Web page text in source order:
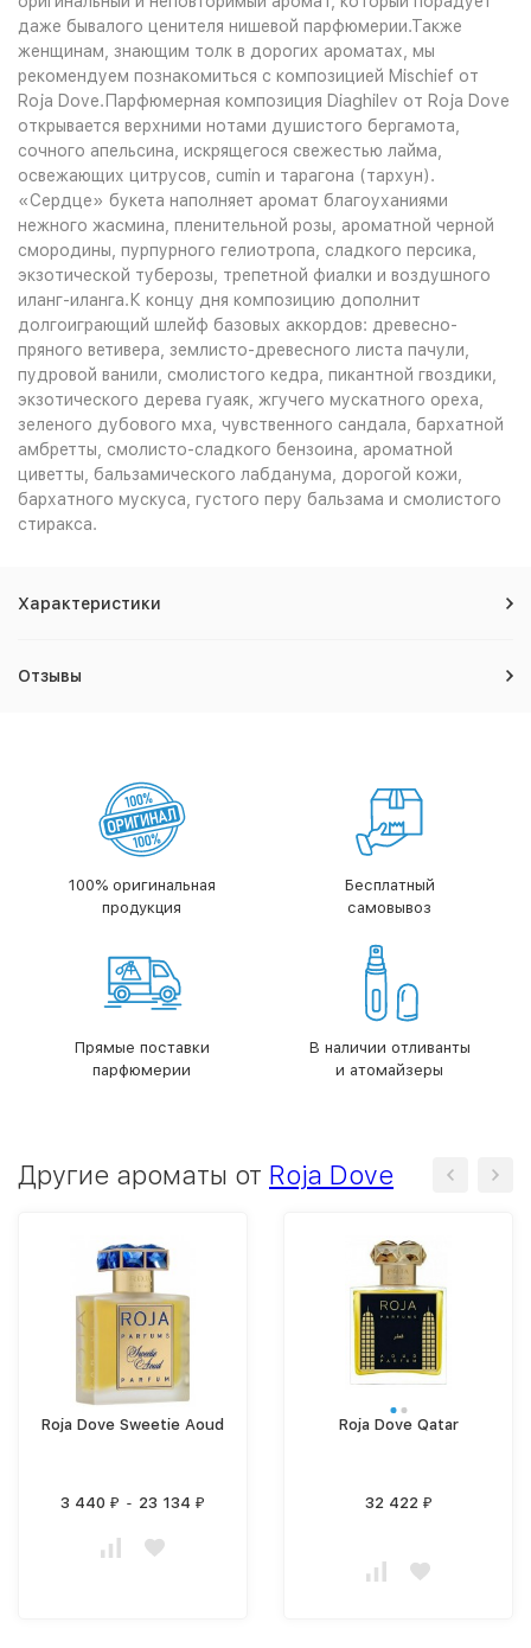
даже бывалого ценителя нишевой парфюмерии.Также
женщинам, знающим толк в дорогих ароматах, мы
рекомендуем познакомиться с композицией Mischief от
Roja Dove.Парфюмерная композиция Diaghilev от Roja Dove
открывается верхними нотами душистого бергамота,
сочного апельсина, искрящегося свежестью лайма,
освежающих цитрусов, cumin и тарагона (тархун).
«Сердце» букета наполняет аромат благоуханиями
нежного жасмина, пленительной розы, ароматной черной
смородины, пурпурного гелиотропа, сладкого персика,
экзотической туберозы, трепетной фиалки и воздушного
иланг-иланга.К концу дня композицию дополнит
долгоиграющий шлейф базовых аккордов: древесно-
пряного ветивера, землисто-древесного листа пачули,
пудровой ванили, смолистого кедра, пикантной гвоздики,
экзотического дерева гуаяк, жгучего мускатного ореха,
зеленого дубового мха, чувственного сандала, бархатной
амбретты, смолисто-сладкого бензоина, ароматной
циветты, бальзамического лабданума, дорогой кожи,
бархатного мускуса, густого перу бальзама и смолистого
стиракса.
Характеристики
Отзывы
100% оригинальная
продукция
Бесплатный
самовывоз
Прямые поставки
парфюмерии
В наличии отливанты
и атомайзеры
Другие ароматы от Roja Dove
Roja Dove Sweetie Aoud
3 440 ₽ - 23 134 ₽
Roja Dove Qatar
32 422 ₽